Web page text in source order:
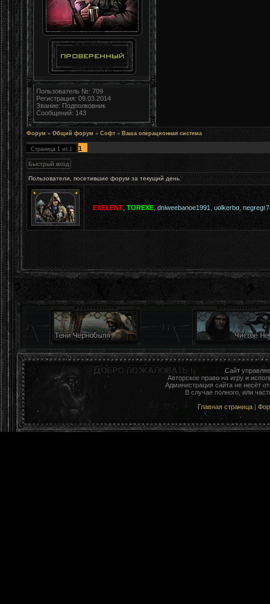
Пользователь №: 709
Регистрация: 09.03.2014
Звание: Подполковник
Сообщений: 143
Форум » Общий форум » Софт » Ваша операционная система
Страница 1 из 1 1
Пользователи, посетившие форум за текущий день
EXELENT ,TOREXE dniweebanoe1991 ,uolkerbo
Сайт
Авторское право на игру и
Администрация сайта не несёт
В случае полного, или
Главная страница |